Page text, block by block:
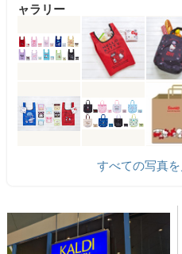
ャラリー
すべての写真を